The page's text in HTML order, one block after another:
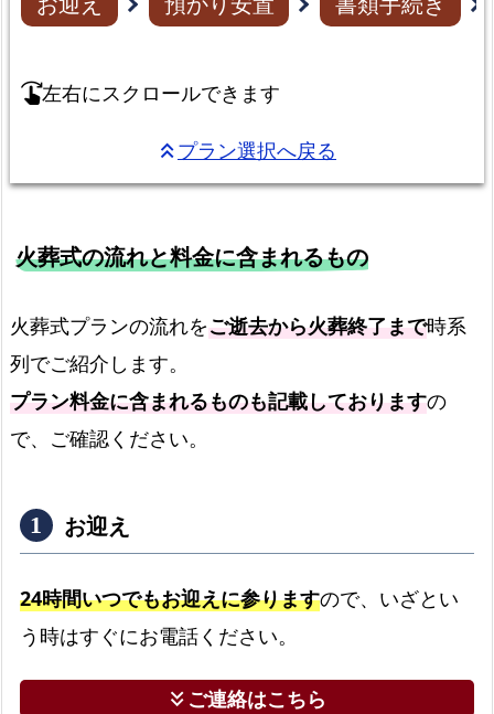
swipe_right左右にスクロールできます
keyboard_double_arrow_upプラン選択へ戻る
火葬式の流れと料金に含まれるもの
火葬式プランの流れをご逝去から火葬終了まで時系
列でご紹介します。
プラン料金に含まれるものも記載しておりますの
で、ご確認ください。
お迎え
24時間いつでもお迎えに参りますので、いざとい
う時はすぐにお電話ください。
keyboard_double_arrow_downご連絡はこちら